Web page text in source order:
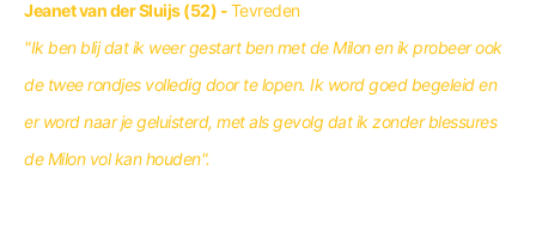
Jeanet van der Sluijs (52) -Tevreden
"Ik ben blij dat ik weer gestart ben met de Milon en ik probeer ook
de twee rondjes volledig door te lopen. Ik word goed begeleid en
er word naar je geluisterd, met als gevolg dat ik zonder blessures
de Milon vol kan houden".